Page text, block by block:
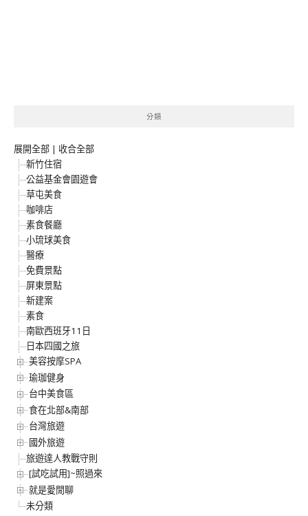
分類
展開全部 | 收合全部
新竹住宿
公益基金會園遊會
草屯美食
咖啡店
素食餐廳
小琉球美食
醫療
免費景點
屏東景點
新建案
素食
南歐西班牙11日
日本四國之旅
美容按摩SPA
瑜珈健身
台中美食區
食在北部&南部
台灣旅遊
國外旅遊
旅遊達人教戰守則
[試吃試用]~照過來
就是愛閒聊
未分類